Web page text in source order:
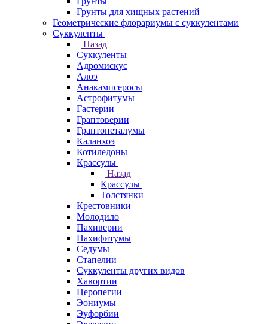
Грунты для хищных растений
Геометрические флорариумы с суккулентами
Суккуленты
Назад
Суккуленты
Адромискус
Алоэ
Анакампсеросы
Астрофитумы
Гастерии
Граптоверии
Граптопеталумы
Каланхоэ
Котиледоны
Крассулы
Назад
Крассулы
Толстянки
Крестовники
Молодило
Пахиверии
Пахифитумы
Седумы
Стапелии
Суккуленты других видов
Хавортии
Церопегии
Эониумы
Эуфорбии